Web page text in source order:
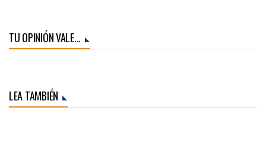
TU OPINIÓN VALE...
LEA TAMBIÉN